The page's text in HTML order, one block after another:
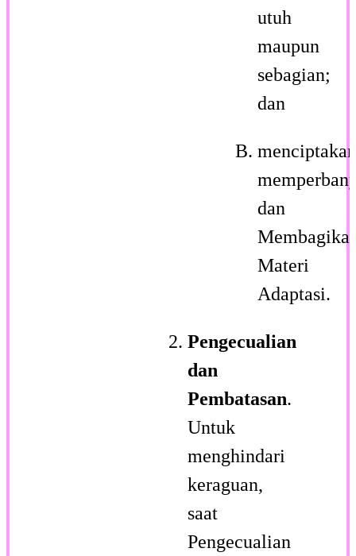
utuh
maupun
sebagian;
dan
dan
Materi
Adaptasi.
Pengecualian
dan
Pembatasan.
Untuk
menghindari
keraguan,
saat
Pengecualian